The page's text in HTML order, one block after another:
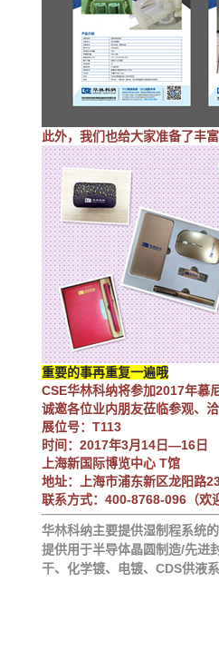
此外，我们也给大家准备了丰
重要的事再重复一遍哦
CSE华林科纳将参加2017年慕
诚邀各位业内朋友莅临参观、洽
展位号：T113
时间：2017年3月14日—16日
上海新国际博览中心 T馆
地址：上海市浦东新区龙阳路
联系方式：400-8768-096（欢
华林科纳主要提供湿制程系统
提供用于半导体晶圆制造/先进
干、化学镀、电镀、CDS供液